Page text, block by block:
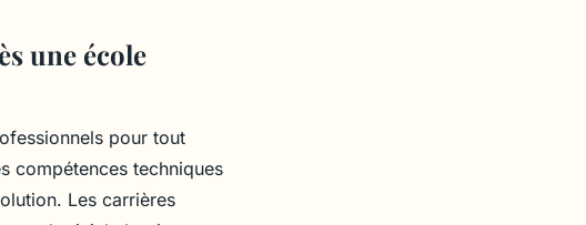
une école
pour tout
compétences techniques
Les carrières